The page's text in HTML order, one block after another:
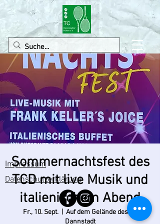
Sommernachtsfest des
TCD mit live Musik und
italienischem Abend
Fr., 10. Sept.
Auf dem Gelände des TC
Dannstadt
Impressum
Datenschutzerklärung